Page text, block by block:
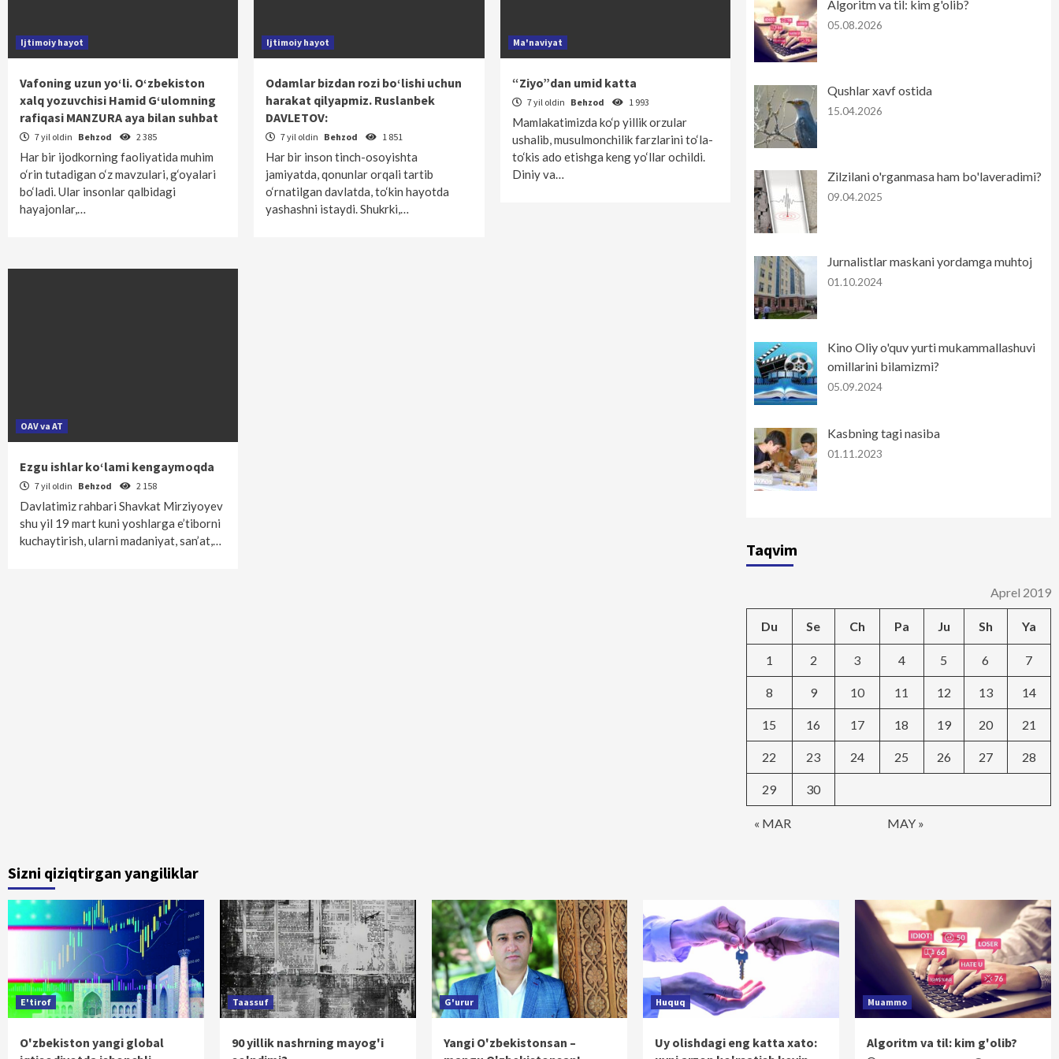
Ijtimoiy hayot
Vafoning uzun yo‘li. O‘zbekiston
xalq yozuvchisi Hamid G‘ulomning
rafiqasi MANZURA aya bilan suhbat
7 yil oldin Behzod 2 385
Har bir ijodkorning faoliyatida muhim
o‘rin tutadigan o‘z mavzulari, g‘oyalari
bo‘ladi. Ular insonlar qalbidagi
hayajonlar,…
Ijtimoiy hayot
Odamlar bizdan rozi bo‘lishi uchun
harakat qilyapmiz. Ruslanbek
DAVLETOV:
7 yil oldin Behzod 1 851
Har bir inson tinch-osoyishta
jamiyatda, qonunlar orqali tartib
o‘rnatilgan davlatda, to‘kin hayotda
yashashni istaydi. Shukrki,…
Ma'naviyat
“Ziyo”dan umid katta
7 yil oldin Behzod 1 993
Mamlakatimizda ko‘p yillik orzular
ushalib, musulmonchilik farzlarini to‘la-
to‘kis ado etishga keng yo‘llar ochildi.
Diniy va…
OAV va AT
Ezgu ishlar ko‘lami kengaymoqda
7 yil oldin Behzod 2 158
Davlatimiz rahbari Shavkat Mirziyoyev
shu yil 19 mart kuni yoshlarga e’tiborni
kuchaytirish, ularni madaniyat, san’at,…
Algoritm va til: kim g'olib?
05.08.2026
Qushlar xavf ostida
15.04.2026
Zilzilani o'rganmasa ham bo'laveradimi?
09.04.2025
Jurnalistlar maskani yordamga muhtoj
01.10.2024
Kino Oliy o'quv yurti mukammallashuvi
omillarini bilamizmi?
05.09.2024
Kasbning tagi nasiba
01.11.2023
Taqvim
Aprel 2019
Du Se Ch Pa Ju Sh Ya
« MAR MAY »
1 2 3 4 5 6 7
8 9 10 11 12 13 14
15 16 17 18 19 20 21
22 23 24 25 26 27 28
29 30
Sizni qiziqtirgan yangiliklar
E'tirof
O'zbekiston yangi global
Taassuf
90 yillik nashrning mayog'i
G'urur
Yangi O'zbekistonsan –
Huquq
Uy olishdagi eng katta xato:
Muammo
Algoritm va til: kim g'olib?